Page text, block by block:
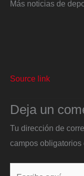
Más noticias de
Source link
Deja un
Tu dirección de
campos obligatorios